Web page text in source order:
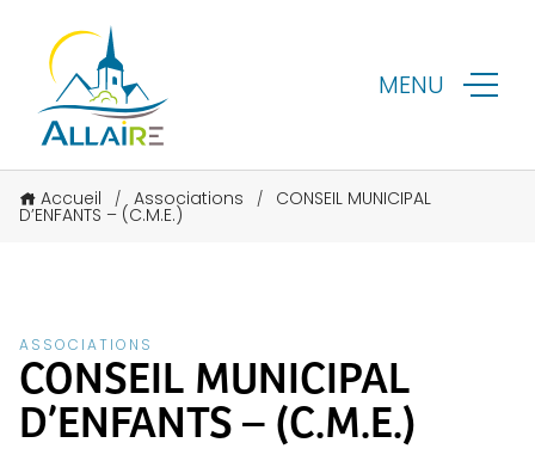
MENU
Accueil / Associations / CONSEIL MUNICIPAL
D’ENFANTS – (C.M.E.)
ASSOCIATIONS
CONSEIL MUNICIPAL
D’ENFANTS – (C.M.E.)